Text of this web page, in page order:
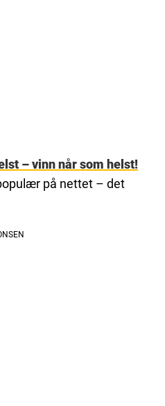
– vinn når som helst!
på nettet – det